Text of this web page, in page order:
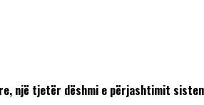
një tjetër dëshmi e përjashtimit